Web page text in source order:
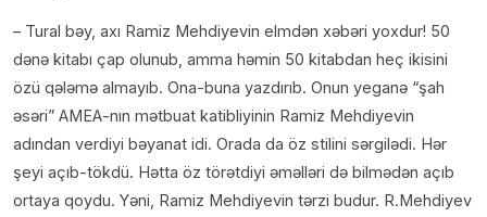
– Tural bəy, axı Ramiz Mehdiyevin elmdən xəbəri yoxdur! 50
dənə kitabı çap olunub, amma həmin 50 kitabdan heç ikisini
özü qələmə almayıb. Ona-buna yazdırıb. Onun yeganə “şah
əsəri” AMEA-nın mətbuat katibliyinin Ramiz Mehdiyevin
adından verdiyi bəyanat idi. Orada da öz stilini sərgilədi. Hər
şeyi açıb-tökdü. Hətta öz törətdiyi əməlləri də bilmədən açıb
ortaya qoydu. Yəni, Ramiz Mehdiyevin tərzi budur. R.Mehdiyev